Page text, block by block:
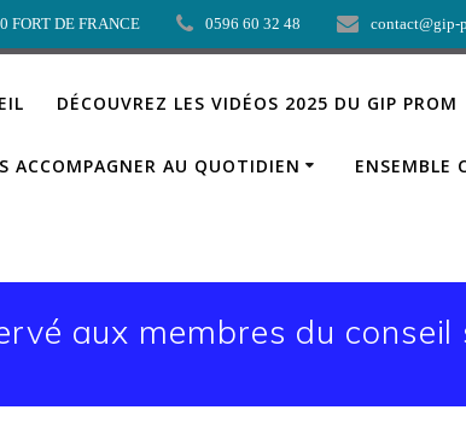
FORT DE FRANCE 0596 60 32 48 contact@gip-
DÉCOUVREZ LES VIDÉOS 2025 DU GIP PROM
ACCOMPAGNER AU QUOTIDIEN ENSEMBLE
aux membres du